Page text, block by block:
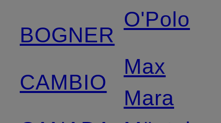
BOGNER
CAMBIO
O'Polo
Max
Mara